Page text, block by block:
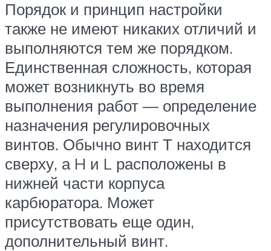
Порядок и принцип настройки
также не имеют никаких отличий и
выполняются тем же порядком.
Единственная сложность, которая
может возникнуть во время
выполнения работ — определение
назначения регулировочных
винтов. Обычно винт Т находится
сверху, а H и L расположены в
нижней части корпуса
карбюратора. Может
присутствовать еще один,
дополнительный винт.